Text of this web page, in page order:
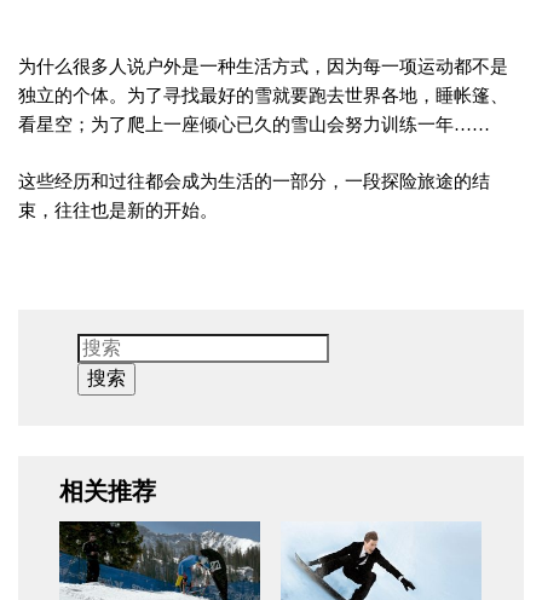
为什么很多人说户外是一种生活方式，因为每一项运动都不是
独立的个体。为了寻找最好的雪就要跑去世界各地，睡帐篷、
看星空；为了爬上一座倾心已久的雪山会努力训练一年……
这些经历和过往都会成为生活的一部分，一段探险旅途的结
束，往往也是新的开始。
搜索
相关推荐